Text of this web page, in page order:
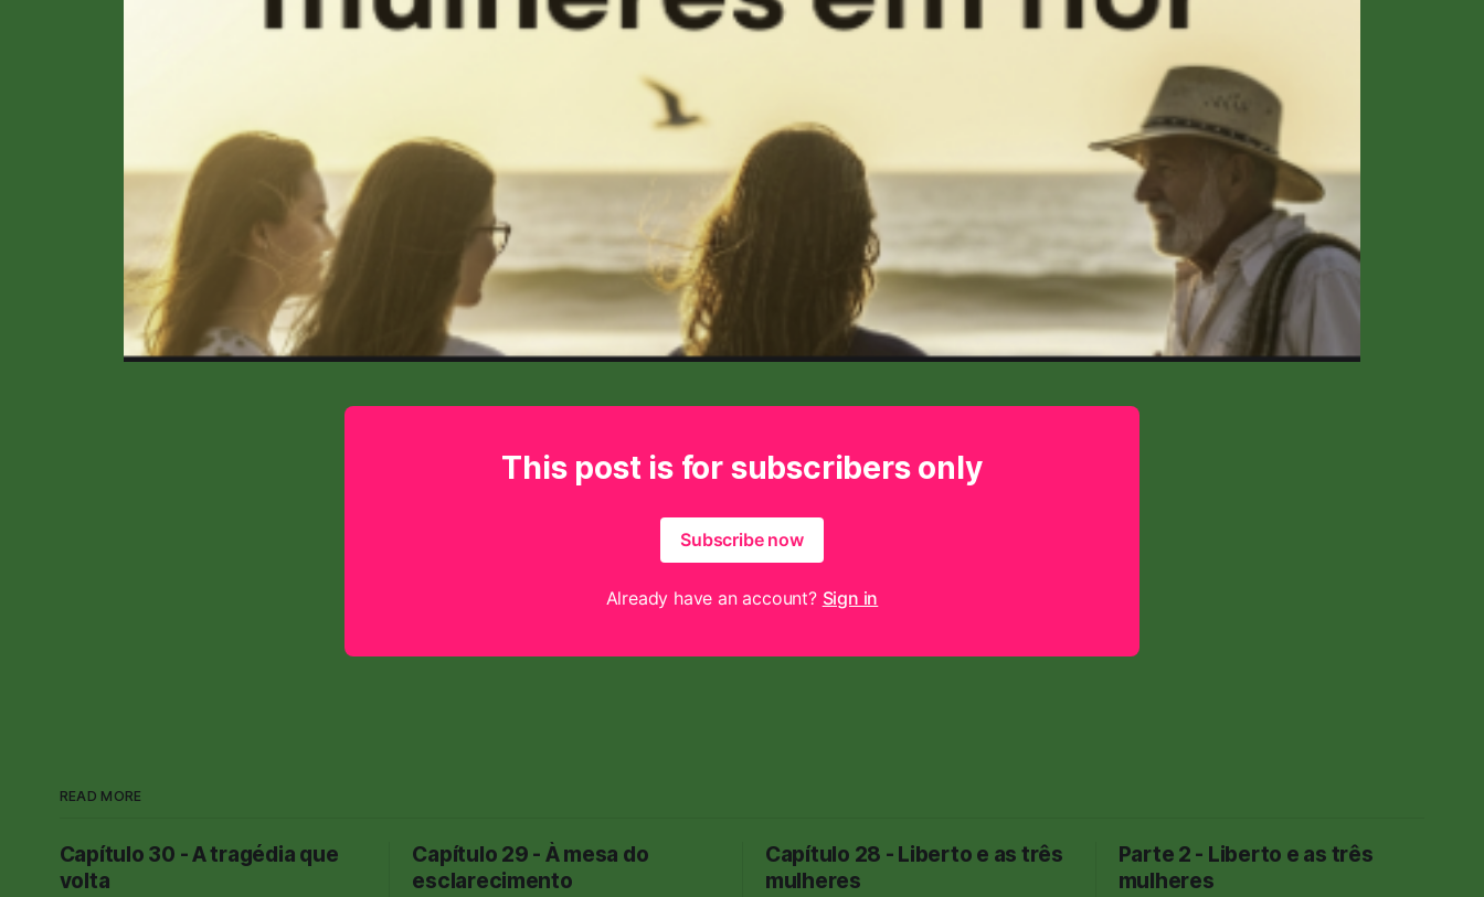
This post is for subscribers only
Subscribe now
Already have an account? Sign in
READ MORE
Capítulo 30 - A tragédia que
volta
Capítulo 29 - À mesa do
esclarecimento
Capítulo 28 - Liberto e as três
mulheres
Parte 2 - Liberto e as três
mulheres